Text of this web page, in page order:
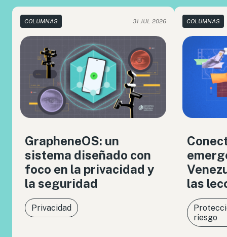
COLUMNAS 31 JUL 2026
GrapheneOS: un
sistema diseñado con
foco en la privacidad y
la seguridad
Privacidad
COLUMNAS
las
riesgo